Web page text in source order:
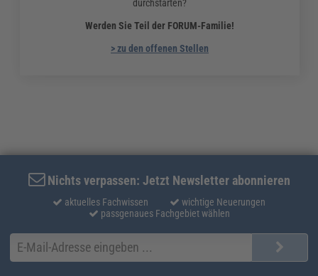
durchstarten?
Werden Sie Teil der FORUM-Familie!
> zu den offenen Stellen
Nichts verpassen: Jetzt Newsletter abonnieren
aktuelles Fachwissen
wichtige Neuerungen
passgenaues Fachgebiet wählen